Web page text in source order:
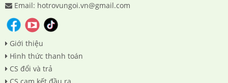
Email: hotrovungoi.vn@gmail.com
Giới thiệu
Hình thức thanh toán
CS đổi và trả